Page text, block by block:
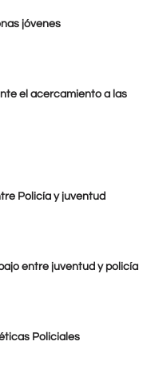
jóvenes
el acercamiento a las
Policía y juventud
entre juventud y policía
Policiales